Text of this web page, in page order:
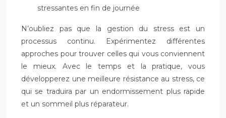
stressantes en fin de journée
N’oubliez pas que la gestion du stress est un
processus continu. Expérimentez différentes
approches pour trouver celles qui vous conviennent
le mieux. Avec le temps et la pratique, vous
développerez une meilleure résistance au stress, ce
qui se traduira par un endormissement plus rapide
et un sommeil plus réparateur.